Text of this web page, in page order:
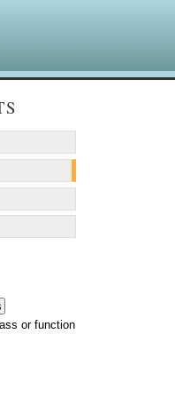
or function